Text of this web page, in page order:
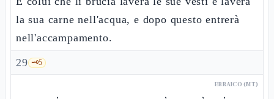
la sua carne nell'acqua, e dopo questo entrerà
nell'accampamento.
29 🗝️5
EBRAICO (MT)